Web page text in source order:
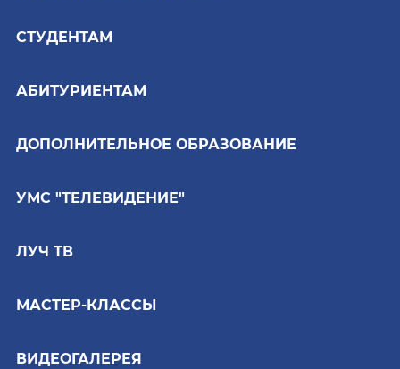
СТУДЕНТАМ
АБИТУРИЕНТАМ
ДОПОЛНИТЕЛЬНОЕ ОБРАЗОВАНИЕ
УМС "ТЕЛЕВИДЕНИЕ"
ЛУЧ ТВ
МАСТЕР-КЛАССЫ
ВИДЕОГАЛЕРЕЯ